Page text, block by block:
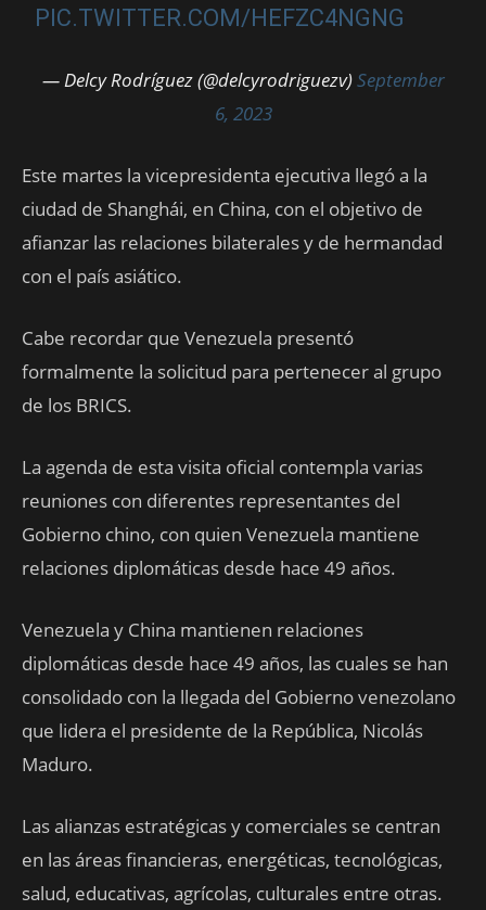
PIC.TWITTER.COM/HEFZC4NGNG
— Delcy Rodríguez (@delcyrodriguezv)September
6, 2023
Este martes la vicepresidenta ejecutiva llegó a la
ciudad de Shanghái, en China, con el objetivo de
afianzar las relaciones bilaterales y de hermandad
con el país asiático.
Cabe recordar que Venezuela presentó
formalmente la solicitud para pertenecer al grupo
de los BRICS.
La agenda de esta visita oficial contempla varias
reuniones con diferentes representantes del
Gobierno chino, con quien Venezuela mantiene
relaciones diplomáticas desde hace 49 años.
Venezuela y China mantienen relaciones
diplomáticas desde hace 49 años, las cuales se han
consolidado con la llegada del Gobierno venezolano
que lidera el presidente de la República, Nicolás
Maduro.
Las alianzas estratégicas y comerciales se centran
en las áreas financieras, energéticas, tecnológicas,
salud, educativas, agrícolas, culturales entre otras.